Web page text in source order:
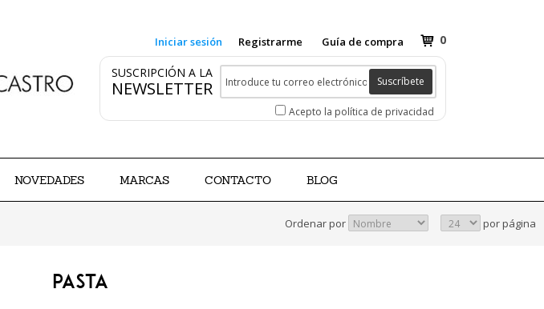
0
Iniciar sesión Registrarme Guía de compra
SUSCRIPCIÓN A LA
NEWSLETTER Suscríbete
Acepto la política de privacidad
NOVEDADES MARCAS CONTACTO BLOG
Ordenar por por página
PASTA